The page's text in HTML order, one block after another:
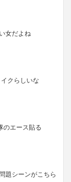
女だよね
クらしいな
のエース貼る
題シーンがこちら